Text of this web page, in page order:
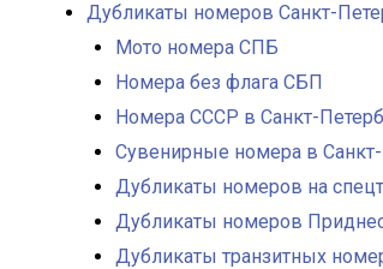
Дубликаты номеров Санкт-
Мото номера СПБ
Номера без флага СБП
Номера СССР в Санкт-
Сувенирные номера в Санкт-
Дубликаты номеров на
Дубликаты номеров
Дубликаты транзитных